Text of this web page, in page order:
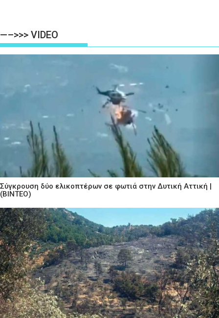
—–>>> VIDEO
Σύγκρουση δύο ελικοπτέρων σε φωτιά στην Δυτική Αττική |
(ΒΙΝΤΕΟ)